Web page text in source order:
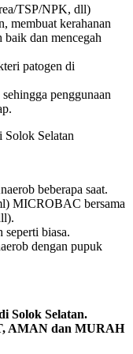
TSP/NPK, dll)
membuat kerahanan
baik dan mencegah
patogen di
penggunaan
beberapa saat.
MICROBAC bersama
seperti biasa.
dengan pupuk
Solok Selatan.
AMAN dan MURAH